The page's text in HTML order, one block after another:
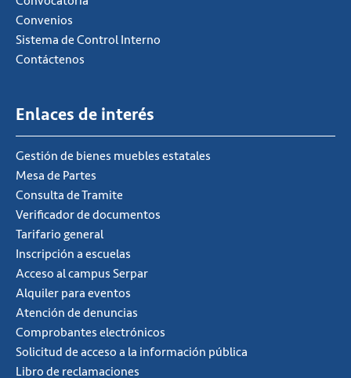
Convenios
Sistema de Control Interno
Contáctenos
Enlaces de interés
Gestión de bienes muebles estatales
Mesa de Partes
Consulta de Tramite
Verificador de documentos
Tarifario general
Inscripción a escuelas
Acceso al campus Serpar
Alquiler para eventos
Atención de denuncias
Comprobantes electrónicos
Solicitud de acceso a la información pública
Libro de reclamaciones